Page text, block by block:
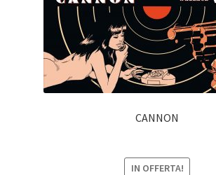
CANNON
IN OFFERTA!